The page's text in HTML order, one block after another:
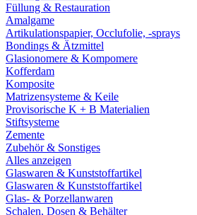
Füllung & Restauration
Amalgame
Artikulationspapier, Occlufolie, -sprays
Bondings & Ätzmittel
Glasionomere & Kompomere
Kofferdam
Komposite
Matrizensysteme & Keile
Provisorische K + B Materialien
Stiftsysteme
Zemente
Zubehör & Sonstiges
Alles anzeigen
Glaswaren & Kunststoffartikel
Glaswaren & Kunststoffartikel
Glas- & Porzellanwaren
Schalen, Dosen & Behälter